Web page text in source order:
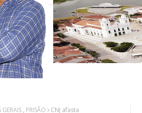
GERAIS , PRISÃO
CNJ afasta